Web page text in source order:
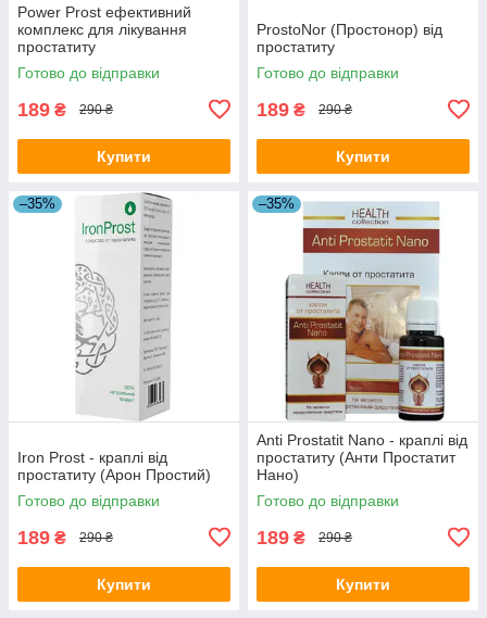
Power Prost ефективний
комплекс для лікування
простатиту
Готово до відправки
189 ₴ 290 ₴
Купити
ProstoNor (Простонор) від
простатиту
Готово до відправки
189 ₴ 290 ₴
Купити
–35%
Iron Prost - краплі від
простатиту (Арон Простий)
Готово до відправки
189 ₴ 290 ₴
Купити
–35%
Anti Prostatit Nano - краплі від
простатиту (Анти Простатит
Нано)
Готово до відправки
189 ₴ 290 ₴
Купити